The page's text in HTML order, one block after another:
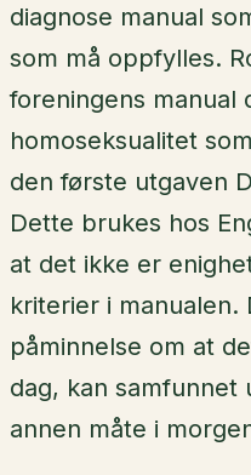
diagnose manual
som må oppfylles.
foreningens manual
homoseksualitet
den første utgaven
Dette brukes hos
at det ikke er
kriterier i
påminnelse om at
dag, kan samfunnet
annen måte i